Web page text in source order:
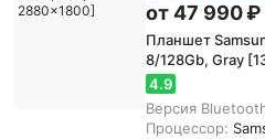
от 47 990 ₽
Планшет
8/128Gb, Gray
4.9
Версия
Процессор: